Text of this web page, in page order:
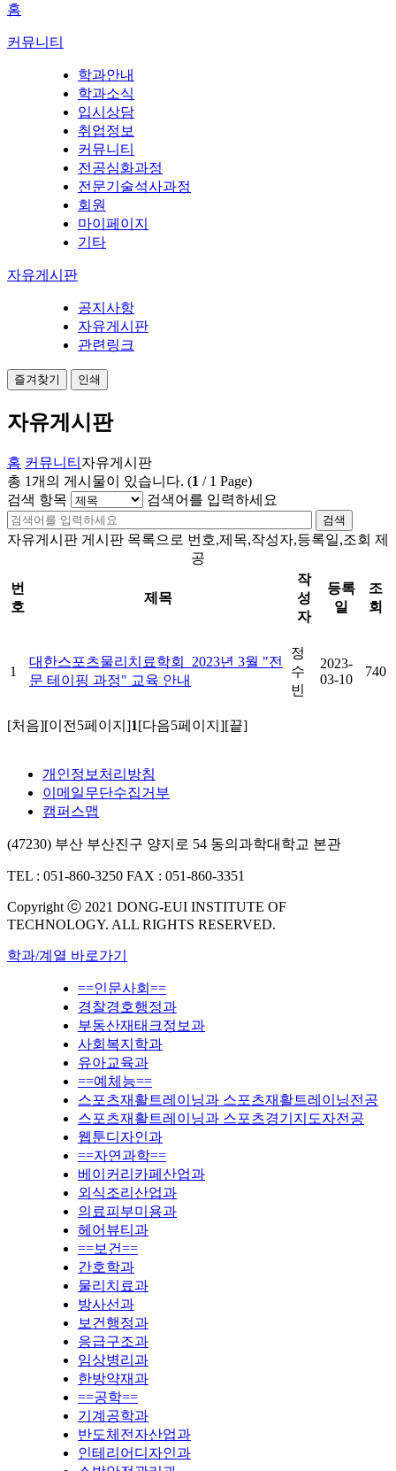
홈
커뮤니티
학과안내
학과소식
입시상담
취업정보
커뮤니티
전공심화과정
전문기술석사과정
회원
마이페이지
기타
자유게시판
공지사항
자유게시판
관련링크
즐겨찾기 인쇄
자유게시판
홈 커뮤니티 자유게시판
총 1개의 게시물이 있습니다. (1 / 1 Page)
검색 항목
검색어를 입력하세요
검색
자유게시판 게시판 목록으로 번호,제목,작성자,등록일,조회 제
공
번
호
제목
작
성
자
등록
일
조
회
1
대한스포츠물리치료학회_2023년 3월 "전
문 테이핑 과정" 교육 안내
정
수
빈
2023-
03-10
740
[처음][이전5페이지]1[다음5페이지][끝]
개인정보처리방침
이메일무단수집거부
캠퍼스맵
(47230) 부산 부산진구 양지로 54 동의과학대학교 본관
TEL : 051-860-3250 FAX : 051-860-3351
Copyright ⓒ 2021 DONG-EUI INSTITUTE OF
TECHNOLOGY. ALL RIGHTS RESERVED.
학과/계열 바로가기
==인문사회==
경찰경호행정과
부동산재태크정보과
사회복지학과
유아교육과
==예체능==
스포츠재활트레이닝과 스포츠재활트레이닝전공
스포츠재활트레이닝과 스포츠경기지도자전공
웹툰디자인과
==자연과학==
베이커리카페산업과
외식조리산업과
의료피부미용과
헤어뷰티과
==보건==
간호학과
물리치료과
방사선과
보건행정과
응급구조과
임상병리과
한방약재과
==공학==
기계공학과
반도체전자산업과
인테리어디자인과